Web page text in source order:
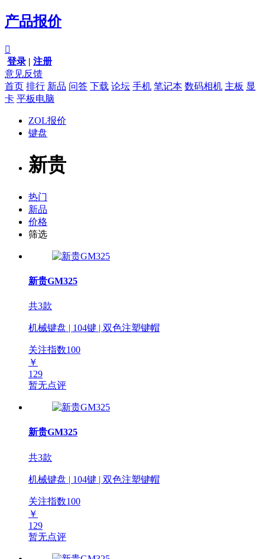
产品报价

登录 | 注册
意见反馈
首页 排行 新品 问答 下载 论坛 手机 笔记本 数码相机 主板 显
卡 平板电脑
ZOL报价
键盘
新贵
热门
新品
价格
筛选
新贵GM325
共3款
机械键盘 | 104键 | 双色注塑键帽
关注指数100
￥
129
暂无点评
新贵GM325
共3款
机械键盘 | 104键 | 双色注塑键帽
关注指数100
￥
129
暂无点评